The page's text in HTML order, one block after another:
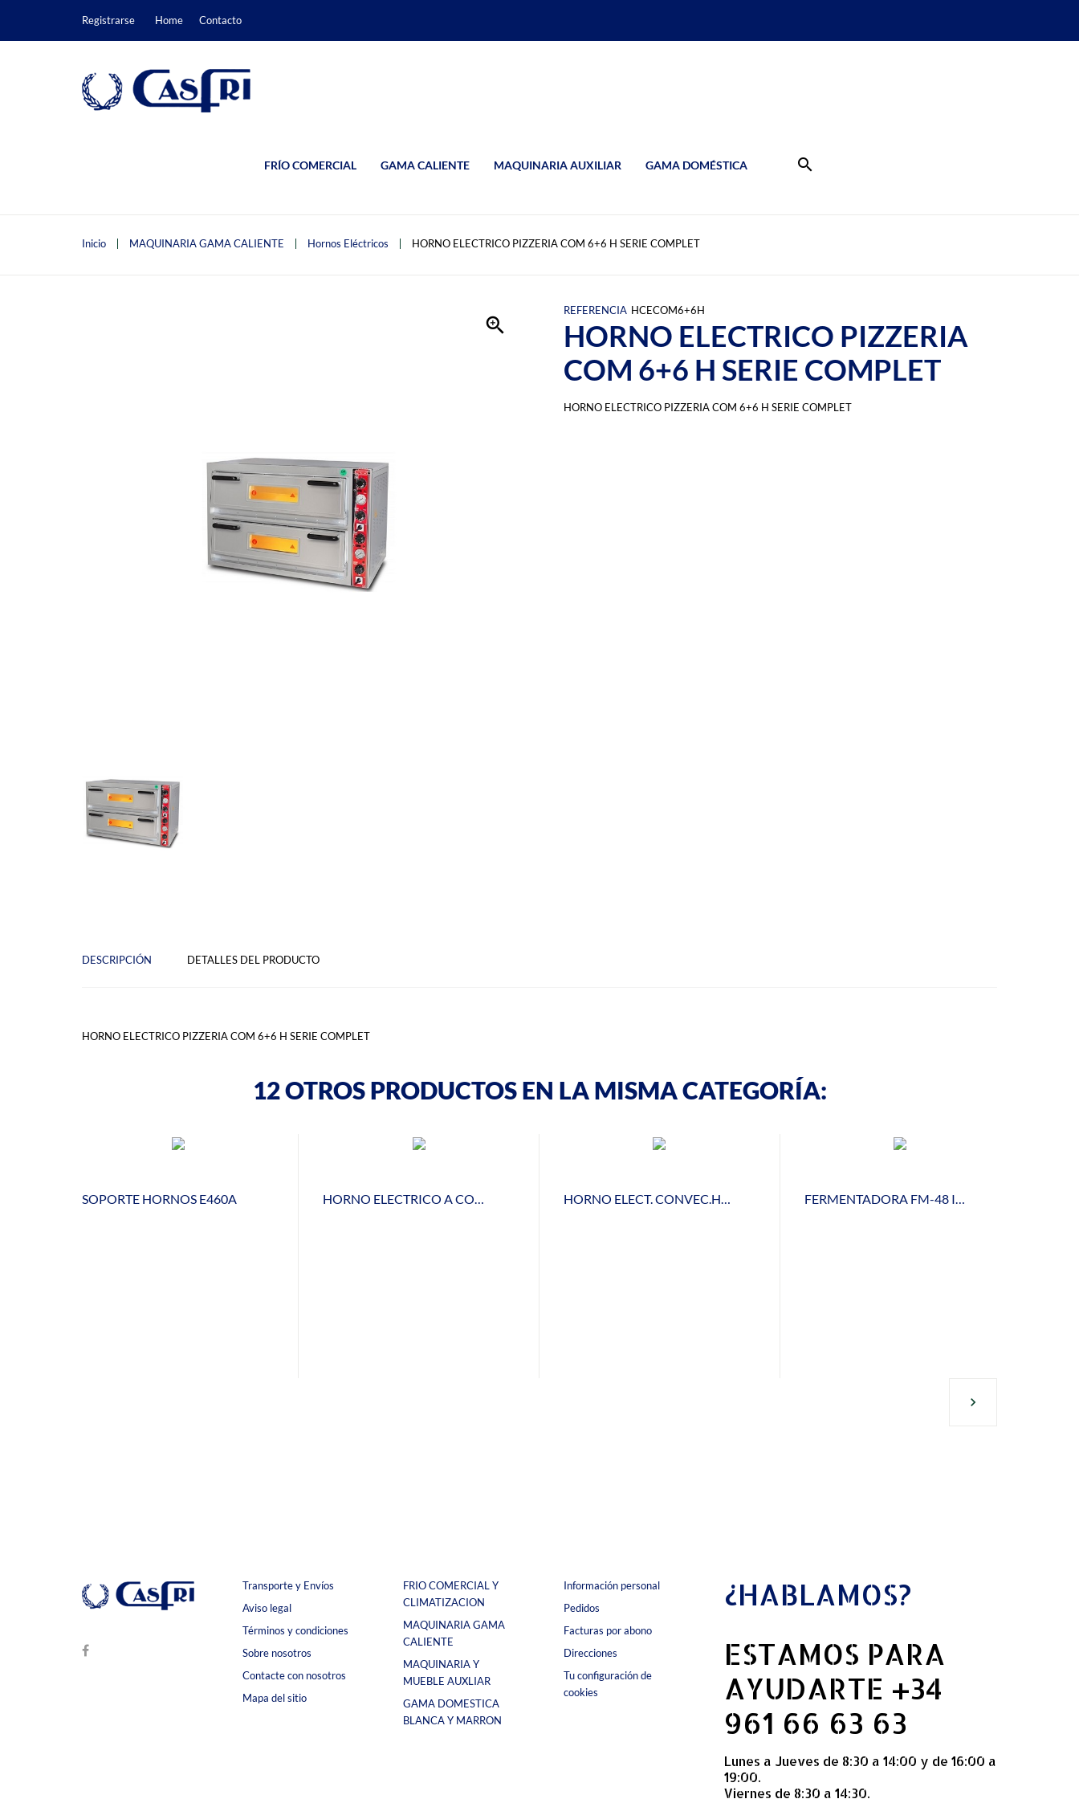
Registrarse Home Contacto
FRÍO COMERCIAL GAMA CALIENTE MAQUINARIA AUXILIAR GAMA DOMÉSTICA search
Inicio MAQUINARIA GAMA CALIENTE Hornos Eléctricos HORNO ELECTRICO PIZZERIA COM 6+6 H SERIE COMPLET
REFERENCIA HCECOM6+6H
HORNO ELECTRICO PIZZERIA
COM 6+6 H SERIE COMPLET
HORNO ELECTRICO PIZZERIA COM 6+6 H SERIE COMPLET
DESCRIPCIÓN DETALLES DEL PRODUCTO
HORNO ELECTRICO PIZZERIA COM 6+6 H SERIE COMPLET
12 OTROS PRODUCTOS EN LA MISMA CATEGORÍA:
SOPORTE HORNOS E460A HORNO ELECTRICO A CONVECCION PANADERIA STP610 V1 HORNO ELECT. CONVEC.HCE-80 ESMALTADO FERMENTADORA FM-48 INOX 8 BANDEJAS 48x34
Transporte y Envíos
Aviso legal
Términos y condiciones
Sobre nosotros
Contacte con nosotros
Mapa del sitio
FRIO COMERCIAL Y
CLIMATIZACION
MAQUINARIA GAMA
CALIENTE
MAQUINARIA Y
MUEBLE AUXLIAR
GAMA DOMESTICA
BLANCA Y MARRON
Información personal
Pedidos
Facturas por abono
Direcciones
Tu configuración de
cookies
¿HABLAMOS?
ESTAMOS PARA
AYUDARTE +34
961 66 63 63
Lunes a Jueves de 8:30 a 14:00 y de 16:00 a
19:00.
Viernes de 8:30 a 14:30.